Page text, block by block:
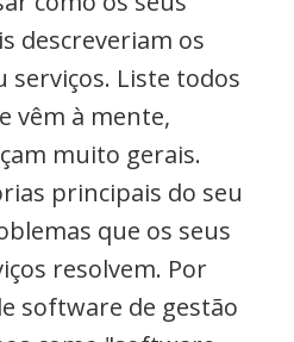
descreveriam os
serviços. Liste todos
vêm à mente,
muito gerais.
principais do seu
que os seus
resolvem. Por
software de gestão